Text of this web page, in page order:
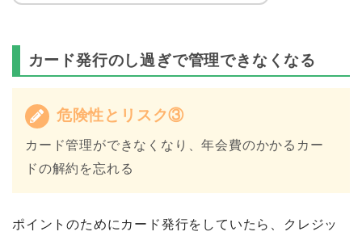
カード発行のし過ぎで管理できなくなる
危険性とリスク③
カード管理ができなくなり、年会費のかかるカー
ドの解約を忘れる
ポイントのためにカード発行をしていたら、クレジッ